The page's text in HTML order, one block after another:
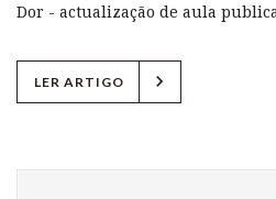
Dor - actualização de aula
LER ARTIGO chevron_right